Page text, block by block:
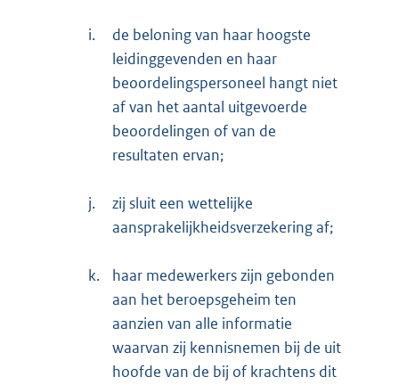
i.
de beloning van haar hoogste
leidinggevenden en haar
beoordelingspersoneel hangt niet
af van het aantal uitgevoerde
beoordelingen of van de
resultaten ervan;
j.
zij sluit een wettelijke
aansprakelijkheidsverzekering af;
k.
haar medewerkers zijn gebonden
aan het beroepsgeheim ten
aanzien van alle informatie
waarvan zij kennisnemen bij de uit
hoofde van de bij of krachtens dit